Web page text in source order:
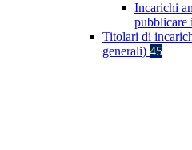
Incarichi
pubblicare
Titolari di
generali) 45